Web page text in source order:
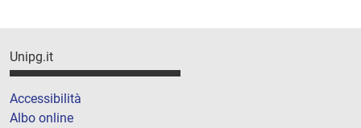
Unipg.it
Accessibilità
Albo online